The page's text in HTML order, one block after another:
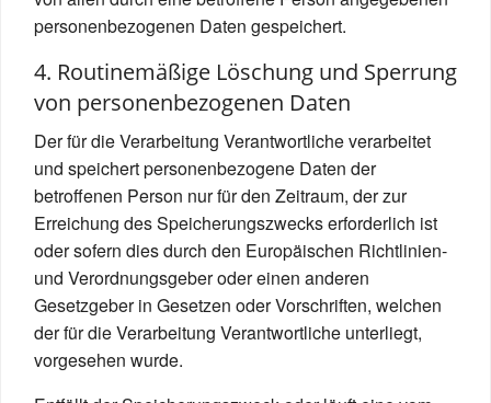
personenbezogenen Daten gespeichert.
4. Routinemäßige Löschung und Sperrung
von personenbezogenen Daten
Der für die Verarbeitung Verantwortliche verarbeitet
und speichert personenbezogene Daten der
betroffenen Person nur für den Zeitraum, der zur
Erreichung des Speicherungszwecks erforderlich ist
oder sofern dies durch den Europäischen Richtlinien-
und Verordnungsgeber oder einen anderen
Gesetzgeber in Gesetzen oder Vorschriften, welchen
der für die Verarbeitung Verantwortliche unterliegt,
vorgesehen wurde.